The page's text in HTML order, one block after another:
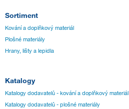
Sortiment
Kování a doplňkový materiál
Plošné materiály
Hrany, lišty a lepidla
Katalogy
Katalogy dodavatelů - kování a doplňkový materiál
Katalogy dodavatelů - plošné materiály